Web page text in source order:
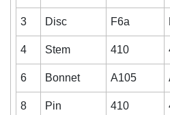
3 Disc F6a
4 Stem 410
6 Bonnet A105
8 Pin 410